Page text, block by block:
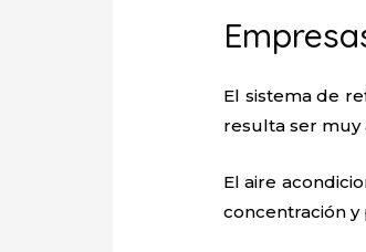
El sistema de
resulta ser muy
El aire
concentración